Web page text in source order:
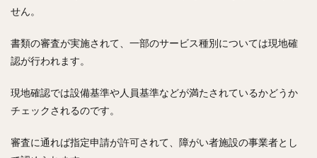
せん。
書類の審査が実施されて、一部のサービス種別については現地確
認が行われます。
現地確認では設備基準や人員基準などが満たされているかどうか
チェックされるのです。
審査に通れば指定申請が許可されて、障がい者施設の事業者とし